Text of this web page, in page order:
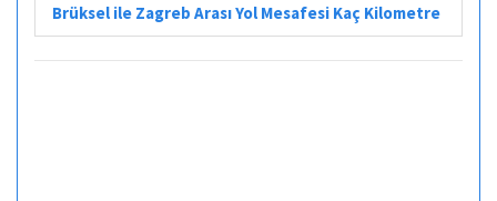
Brüksel ile Zagreb Arası Yol Mesafesi Kaç Kilometre